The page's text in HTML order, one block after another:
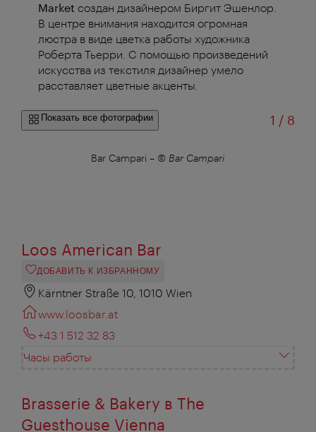
Market создан дизайнером Биргит Эшенлор.
В центре внимания находится огромная
люстра в виде цветка работы художника
Роберта Тьерри. С помощью произведений
искусства из текстиля дизайнер умело
расставляет цветные акценты.
Показать все фотографии 1 /из
8
Bar Campari – © Bar Campari
Loos American Bar
ДОБАВИТЬ К ИЗБРАННОМУ
Kärntner Straße 10, 1010 Wien
www.loosbar.at
+43 1 512 32 83
Часы работы
Brasserie & Bakery в The
Guesthouse Vienna